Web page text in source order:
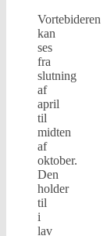
Vortebideren
kan
ses
fra
slutning
af
april
til
midten
af
oktober.
Den
holder
til
i
lav